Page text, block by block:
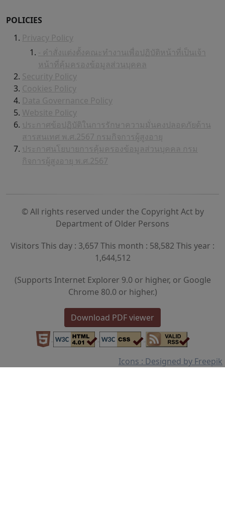
POLICIES
Privacy Policy
- คำสั่งแต่งตั้งคณะทำงานเพื่อปฏิบัติหน้าที่เป็นเจ้า
หน้าที่คุ้มครองข้อมูลส่วนบุคคล
Security Policy
Cookies Policy
Data Governance Policy
Website Policy
ประกาศข้อปฏิบัติในการรักษาความมั่นคงปลอดภัยด้าน
สารสนเทศ พ.ศ.2567 กรมกิจการผู้สูงอายุ
ประกาศนโยบายการคุ้มครองข้อมูลส่วนบุคคล กรม
กิจการผู้สูงอายุ พ.ศ.2567
© All rights reserved under the Copyright Act by
Department of Older Persons
Visitors This day : 3,657 This month : 58,582 This year :
1,644,512
(Supports Internet Explorer 9.0 or higher, or Google
Chrome 80.0 or higher.)
Download PDF viewer
Icons : Designed by Freepik